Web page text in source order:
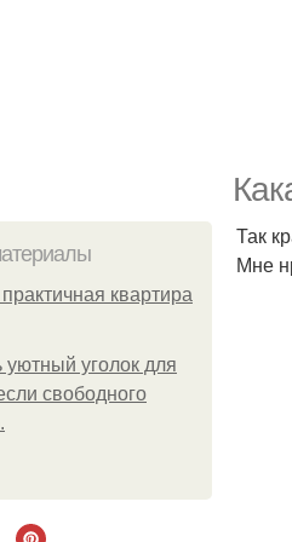
квартира
уютный уголок для
свободного
Так
Мне